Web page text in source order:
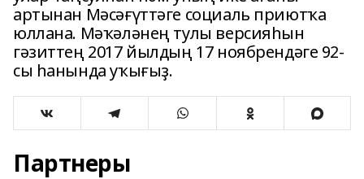
артынан Мәсәғүттәге социаль приютҡа
юллана. Мәҡәләнең тулы версияһын
гәзиттең 2017 йылдың 17 ноябрендәге 92-
сы һанында уҡығыҙ.
Партнеры